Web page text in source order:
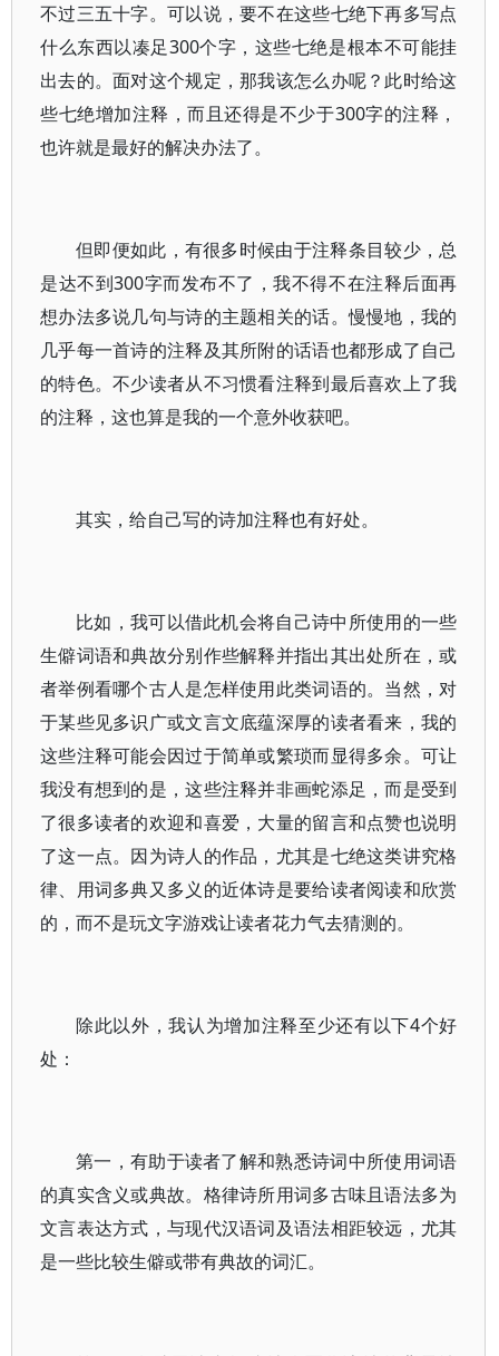
不过三五十字。可以说，要不在这些七绝下再多写点
什么东西以凑足300个字，这些七绝是根本不可能挂
出去的。面对这个规定，那我该怎么办呢？此时给这
些七绝增加注释，而且还得是不少于300字的注释，
也许就是最好的解决办法了。
但即便如此，有很多时候由于注释条目较少，总
是达不到300字而发布不了，我不得不在注释后面再
想办法多说几句与诗的主题相关的话。慢慢地，我的
几乎每一首诗的注释及其所附的话语也都形成了自己
的特色。不少读者从不习惯看注释到最后喜欢上了我
的注释，这也算是我的一个意外收获吧。
其实，给自己写的诗加注释也有好处。
比如，我可以借此机会将自己诗中所使用的一些
生僻词语和典故分别作些解释并指出其出处所在，或
者举例看哪个古人是怎样使用此类词语的。当然，对
于某些见多识广或文言文底蕴深厚的读者看来，我的
这些注释可能会因过于简单或繁琐而显得多余。可让
我没有想到的是，这些注释并非画蛇添足，而是受到
了很多读者的欢迎和喜爱，大量的留言和点赞也说明
了这一点。因为诗人的作品，尤其是七绝这类讲究格
律、用词多典又多义的近体诗是要给读者阅读和欣赏
的，而不是玩文字游戏让读者花力气去猜测的。
除此以外，我认为增加注释至少还有以下4个好
处：
第一，有助于读者了解和熟悉诗词中所使用词语
的真实含义或典故。格律诗所用词多古味且语法多为
文言表达方式，与现代汉语词及语法相距较远，尤其
是一些比较生僻或带有典故的词汇。